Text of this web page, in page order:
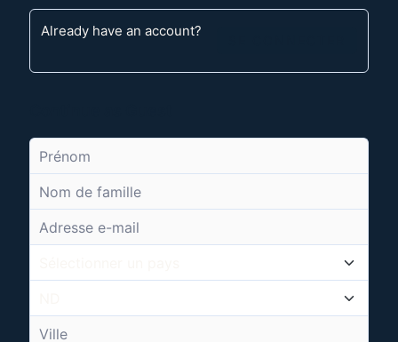
Already have an account?